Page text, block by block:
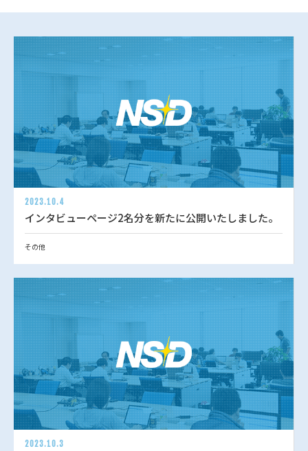
2023.10.4
インタビューページ2名分を新たに公開いたしました。
その他
2023.10.3